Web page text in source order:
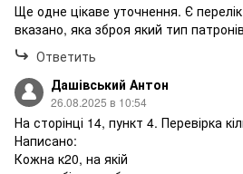
Ще одне цікаве уточнення. Є
вказано, яка зброя який тип
Ответить
Дашівський Антон
26.08.2025 в 10:54
На сторінці 14, пункт 4. Перевірка
Написано:
Кожна к20, на якій